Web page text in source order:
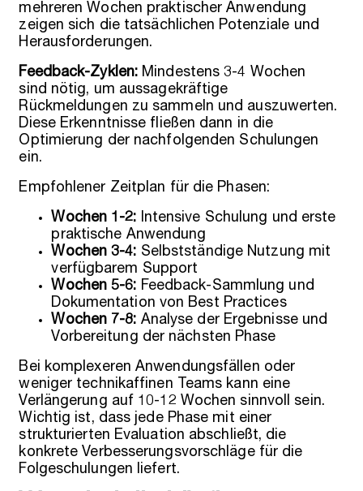
mehreren Wochen praktischer Anwendung
zeigen sich die tatsächlichen Potenziale und
Herausforderungen.
Feedback-Zyklen: Mindestens 3-4 Wochen
sind nötig, um aussagekräftige
Rückmeldungen zu sammeln und auszuwerten.
Diese Erkenntnisse fließen dann in die
Optimierung der nachfolgenden Schulungen
ein.
Empfohlener Zeitplan für die Phasen:
Wochen 1-2: Intensive Schulung und erste
praktische Anwendung
Wochen 3-4: Selbstständige Nutzung mit
verfügbarem Support
Wochen 5-6: Feedback-Sammlung und
Dokumentation von Best Practices
Wochen 7-8: Analyse der Ergebnisse und
Vorbereitung der nächsten Phase
Bei komplexeren Anwendungsfällen oder
weniger technikaffinen Teams kann eine
Verlängerung auf 10-12 Wochen sinnvoll sein.
Wichtig ist, dass jede Phase mit einer
strukturierten Evaluation abschließt, die
konkrete Verbesserungsvorschläge für die
Folgeschulungen liefert.